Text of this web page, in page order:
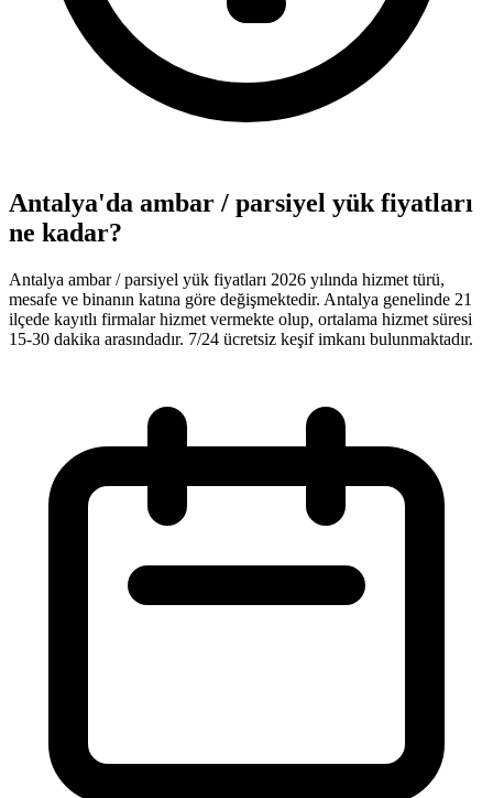
Antalya'da ambar / parsiyel yük fiyatları
ne kadar?
Antalya ambar / parsiyel yük fiyatları 2026 yılında hizmet türü,
mesafe ve binanın katına göre değişmektedir. Antalya genelinde 21
ilçede kayıtlı firmalar hizmet vermekte olup, ortalama hizmet süresi
15-30 dakika arasındadır. 7/24 ücretsiz keşif imkanı bulunmaktadır.